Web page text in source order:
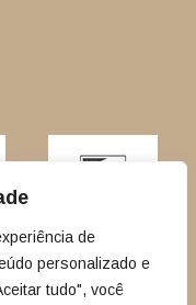
de
personalizado e
tudo", você